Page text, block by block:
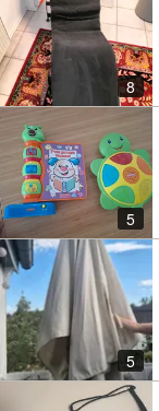
8
5
5